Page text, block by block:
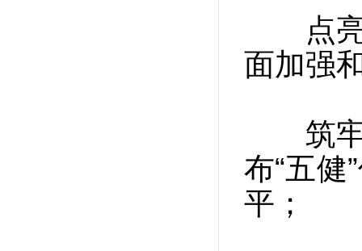
点亮“
面加强
筑牢“
布“五健
平；